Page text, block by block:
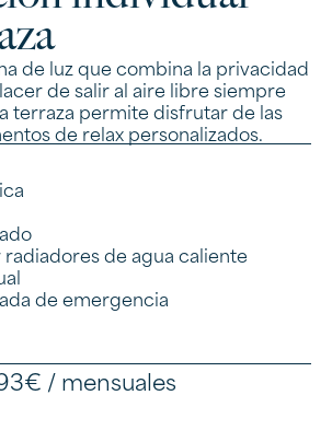
de luz que combina la privacidad
de salir al aire libre siempre
terraza permite disfrutar de las
de relax personalizados.
de agua caliente
de emergencia
/ mensuales